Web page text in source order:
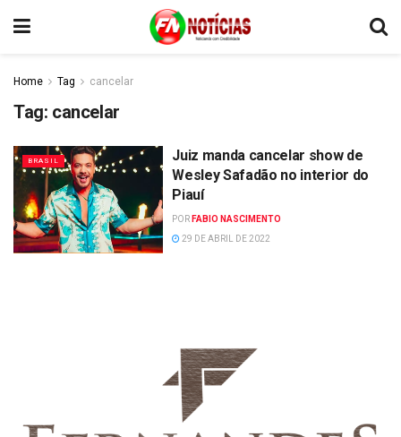
Home Tag cancelar
Tag: cancelar
BRASIL
Juiz manda cancelar show de
Wesley Safadão no interior do
Piauí
POR FABIO NASCIMENTO
29 DE ABRIL DE 2022